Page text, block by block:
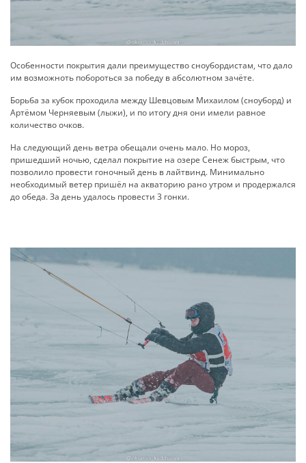
Особенности покрытия дали преимущество сноубордистам, что дало
им возможноть побороться за победу в абсолютном зачёте.
Борьба за кубок проходила между Шевцовым Михаилом (сноуборд) и
Артёмом Черняевым (лыжи), и по итогу дня они имели равное
количество очков.
На следующий день ветра обещали очень мало. Но мороз,
пришедший ночью, сделал покрытие на озере Сенеж быстрым, что
позволило провести гоночный день в лайтвинд. Минимально
необходимый ветер пришёл на акваторию рано утром и продержался
до обеда. За день удалось провести 3 гонки.